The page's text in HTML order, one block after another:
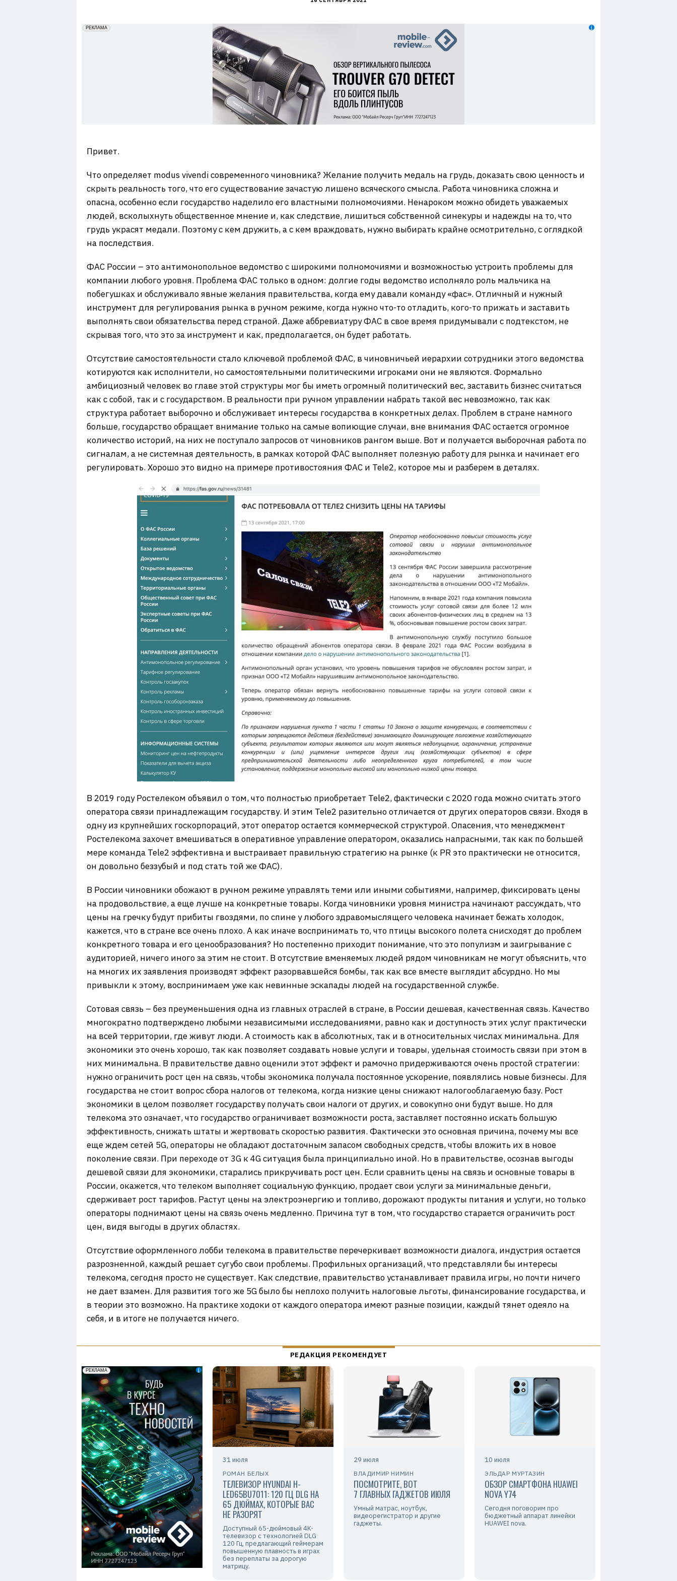
erid: 2VfnxxmNzs5
РЕКЛАМА
Привет.
Что определяет modus vivendi современного чиновника? Желание получить медаль на грудь, доказать свою ценность и
скрыть реальность того, что его существование зачастую лишено всяческого смысла. Работа чиновника сложна и
опасна, особенно если государство наделило его властными полномочиями. Ненароком можно обидеть уважаемых
людей, всколыхнуть общественное мнение и, как следствие, лишиться собственной синекуры и надежды на то, что
грудь украсят медали. Поэтому с кем дружить, а с кем враждовать, нужно выбирать крайне осмотрительно, с оглядкой
на последствия.
ФАС России – это антимонопольное ведомство с широкими полномочиями и возможностью устроить проблемы для
компании любого уровня. Проблема ФАС только в одном: долгие годы ведомство исполняло роль мальчика на
побегушках и обслуживало явные желания правительства, когда ему давали команду «фас». Отличный и нужный
инструмент для регулирования рынка в ручном режиме, когда нужно что-то отладить, кого-то прижать и заставить
выполнять свои обязательства перед страной. Даже аббревиатуру ФАС в свое время придумывали с подтекстом, не
скрывая того, что это за инструмент и как, предполагается, он будет работать.
Отсутствие самостоятельности стало ключевой проблемой ФАС, в чиновничьей иерархии сотрудники этого ведомства
котируются как исполнители, но самостоятельными политическими игроками они не являются. Формально
амбициозный человек во главе этой структуры мог бы иметь огромный политический вес, заставить бизнес считаться
как с собой, так и с государством. В реальности при ручном управлении набрать такой вес невозможно, так как
структура работает выборочно и обслуживает интересы государства в конкретных делах. Проблем в стране намного
больше, государство обращает внимание только на самые вопиющие случаи, вне внимания ФАС остается огромное
количество историй, на них не поступало запросов от чиновников рангом выше. Вот и получается выборочная работа по
сигналам, а не системная деятельность, в рамках которой ФАС выполняет полезную работу для рынка и начинает его
регулировать. Хорошо это видно на примере противостояния ФАС и Tele2, которое мы и разберем в деталях.
В 2019 году Ростелеком объявил о том, что полностью приобретает Tele2, фактически с 2020 года можно считать этого
оператора связи принадлежащим государству. И этим Tele2 разительно отличается от других операторов связи. Входя в
одну из крупнейших госкорпораций, этот оператор остается коммерческой структурой. Опасения, что менеджмент
Ростелекома захочет вмешиваться в оперативное управление оператором, оказались напрасными, так как по большей
мере команда Tele2 эффективна и выстраивает правильную стратегию на рынке (к PR это практически не относится,
он довольно беззубый и под стать той же ФАС).
В России чиновники обожают в ручном режиме управлять теми или иными событиями, например, фиксировать цены
на продовольствие, а еще лучше на конкретные товары. Когда чиновники уровня министра начинают рассуждать, что
цены на гречку будут прибиты гвоздями, по спине у любого здравомыслящего человека начинает бежать холодок,
кажется, что в стране все очень плохо. А как иначе воспринимать то, что птицы высокого полета снисходят до проблем
конкретного товара и его ценообразования? Но постепенно приходит понимание, что это популизм и заигрывание с
аудиторией, ничего иного за этим не стоит. В отсутствие вменяемых людей рядом чиновникам не могут объяснить, что
на многих их заявления производят эффект разорвавшейся бомбы, так как все вместе выглядит абсурдно. Но мы
привыкли к этому, воспринимаем уже как невинные эскапады людей на государственной службе.
Сотовая связь – без преуменьшения одна из главных отраслей в стране, в России дешевая, качественная связь. Качество
многократно подтверждено любыми независимыми исследованиями, равно как и доступность этих услуг практически
на всей территории, где живут люди. А стоимость как в абсолютных, так и в относительных числах минимальна. Для
экономики это очень хорошо, так как позволяет создавать новые услуги и товары, удельная стоимость связи при этом в
них минимальна. В правительстве давно оценили этот эффект и рамочно придерживаются очень простой стратегии:
нужно ограничить рост цен на связь, чтобы экономика получала постоянное ускорение, появлялись новые бизнесы. Для
государства не стоит вопрос сбора налогов от телекома, когда низкие цены снижают налогооблагаемую базу. Рост
экономики в целом позволяет государству получать свои налоги от других, и совокупно они будут выше. Но для
телекома это означает, что государство ограничивает возможности роста, заставляет постоянно искать большую
эффективность, снижать штаты и жертвовать скоростью развития. Фактически это основная причина, почему мы все
еще ждем сетей 5G, операторы не обладают достаточным запасом свободных средств, чтобы вложить их в новое
поколение связи. При переходе от 3G к 4G ситуация была принципиально иной. Но в правительстве, осознав выгоды
дешевой связи для экономики, старались прикручивать рост цен. Если сравнить цены на связь и основные товары в
России, окажется, что телеком выполняет социальную функцию, продает свои услуги за минимальные деньги,
сдерживает рост тарифов. Растут цены на электроэнергию и топливо, дорожают продукты питания и услуги, но только
операторы поднимают цены на связь очень медленно. Причина тут в том, что государство старается ограничить рост
цен, видя выгоды в других областях.
Отсутствие оформленного лобби телекома в правительстве перечеркивает возможности диалога, индустрия остается
разрозненной, каждый решает сугубо свои проблемы. Профильных организаций, что представляли бы интересы
телекома, сегодня просто не существует. Как следствие, правительство устанавливает правила игры, но почти ничего
не дает взамен. Для развития того же 5G было бы неплохо получить налоговые льготы, финансирование государства, и
в теории это возможно. На практике ходоки от каждого оператора имеют разные позиции, каждый тянет одеяло на
себя, и в итоге не получается ничего.
31 июля
РОМАН БЕЛЫХ
ТЕЛЕВИЗОР HYUNDAI H-
LED65BU7011: 120 ГЦ DLG НА
65 ДЮЙМАХ, КОТОРЫЕ ВАС
НЕ РАЗОРЯТ
Доступный 65-дюймовый 4K-
телевизор с технологией DLG
120 Гц, предлагающий геймерам
повышенную плавность в играх
без переплаты за дорогую
матрицу.
29 июля
ВЛАДИМИР НИМИН
ПОСМОТРИТЕ, ВОТ
7 ГЛАВНЫХ ГАДЖЕТОВ ИЮЛЯ
Умный матрас, ноутбук,
видеорегистратор и другие
гаджеты.
10 июля
ЭЛЬДАР МУРТАЗИН
ОБЗОР СМАРТФОНА HUAWEI
NOVA Y74
Сегодня поговорим про
бюджетный аппарат линейки
HUAWEI nova.